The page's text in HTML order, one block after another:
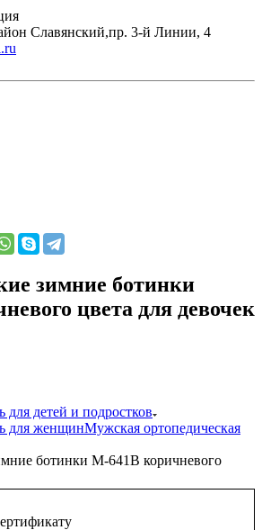
Славянский,пр. 3-й Линии, 4
зимние ботинки
цвета для девочек
для детей и подростков
для женщинМужская ортопедическая
ботинки М-641В коричневого